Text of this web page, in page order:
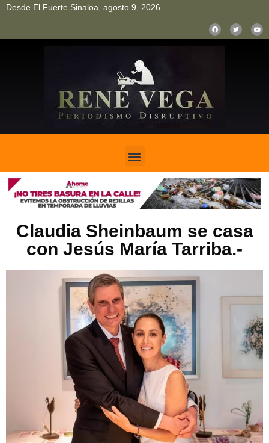
Desde El Fuerte Sinaloa, agosto 9, 2026
Claudia Sheinbaum se casa
con Jesús María Tarriba.-